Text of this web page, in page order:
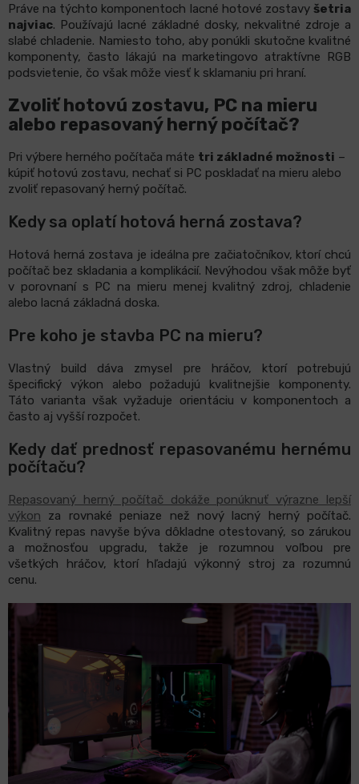
Práve na týchto komponentoch lacné hotové zostavy šetria
najviac. Používajú lacné základné dosky, nekvalitné zdroje a
slabé chladenie. Namiesto toho, aby ponúkli skutočne kvalitné
komponenty, často lákajú na marketingovo atraktívne RGB
podsvietenie, čo však môže viesť k sklamaniu pri hraní.
Zvoliť hotovú zostavu, PC na mieru
alebo repasovaný herný počítač?
Pri výbere herného počítača máte tri základné možnosti –
kúpiť hotovú zostavu, nechať si PC poskladať na mieru alebo
zvoliť repasovaný herný počítač.
Kedy sa oplatí hotová herná zostava?
Hotová herná zostava je ideálna pre začiatočníkov, ktorí chcú
počítač bez skladania a komplikácií. Nevýhodou však môže byť
v porovnaní s PC na mieru menej kvalitný zdroj, chladenie
alebo lacná základná doska.
Pre koho je stavba PC na mieru?
Vlastný build dáva zmysel pre hráčov, ktorí potrebujú
špecifický výkon alebo požadujú kvalitnejšie komponenty.
Táto varianta však vyžaduje orientáciu v komponentoch a
často aj vyšší rozpočet.
Kedy dať prednosť repasovanému hernému
počítaču?
Repasovaný herný počítač dokáže ponúknuť výrazne lepší
výkon za rovnaké peniaze než nový lacný herný počítač.
Kvalitný repas navyše býva dôkladne otestovaný, so zárukou
a možnosťou upgradu, takže je rozumnou voľbou pre
všetkých hráčov, ktorí hľadajú výkonný stroj za rozumnú
cenu.